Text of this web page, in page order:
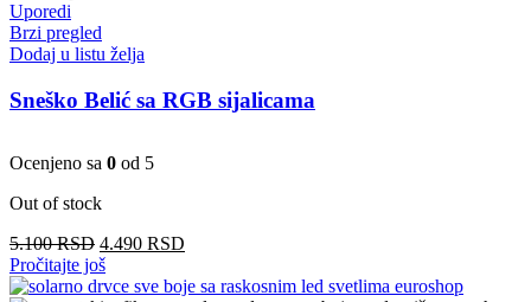
Uporedi
Brzi pregled
Dodaj u listu želja
Sneško Belić sa RGB sijalicama
Ocenjeno sa 0 od 5
Out of stock
5.100RSD Originalna
cena
je
4.490 RSD
je:
Pročitajte još